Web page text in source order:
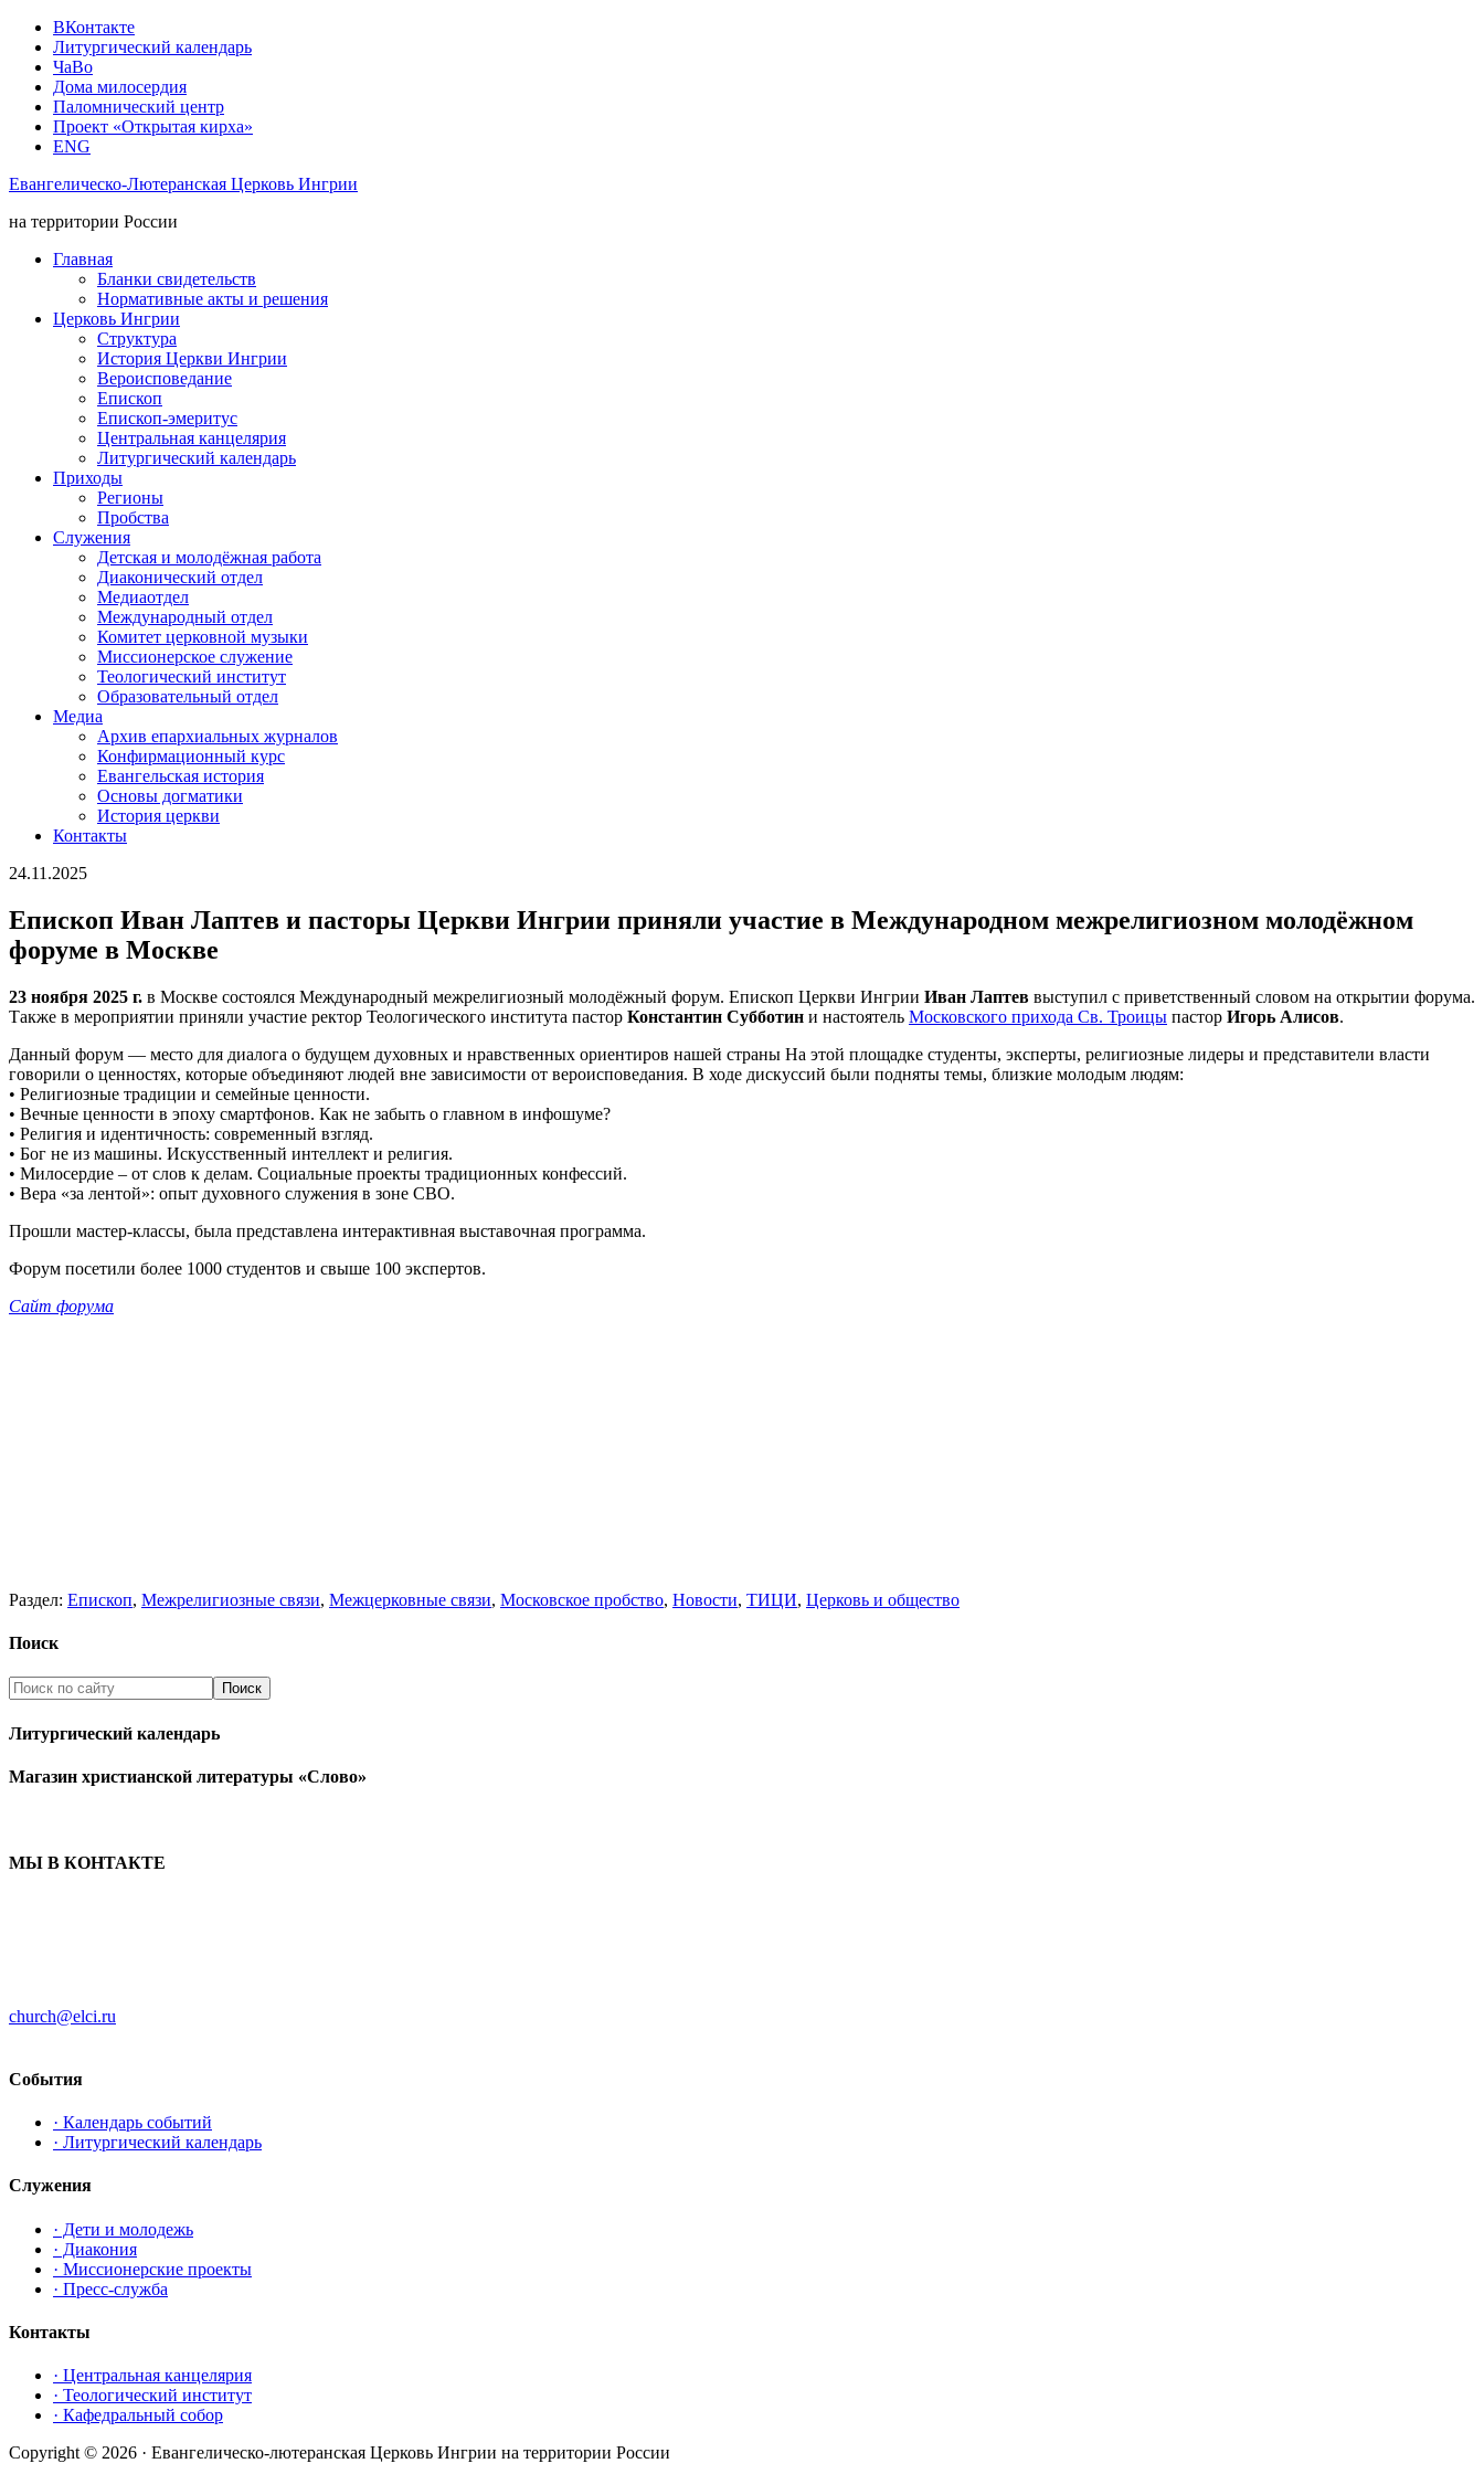
ВКонтакте
Литургический календарь
ЧаВо
Дома милосердия
Паломнический центр
Проект «Открытая кирха»
ENG
Евангелическо-Лютеранская Церковь Ингрии
на территории России
Главная
Бланки свидетельств
Нормативные акты и решения
Церковь Ингрии
Структура
История Церкви Ингрии
Вероисповедание
Епископ
Епископ-эмеритус
Центральная канцелярия
Литургический календарь
Приходы
Регионы
Пробства
Служения
Детская и молодёжная работа
Диаконический отдел
Медиаотдел
Международный отдел
Комитет церковной музыки
Миссионерское служение
Теологический институт
Образовательный отдел
Медиа
Архив епархиальных журналов
Конфирмационный курс
Евангельская история
Основы догматики
История церкви
Контакты
24.11.2025
Епископ Иван Лаптев и пасторы Церкви Ингрии приняли участие в Международном межрелигиозном молодёжном
форуме в Москве
23 ноября 2025 г. в Москве состоялся Международный межрелигиозный молодёжный форум. Епископ Церкви Ингрии Иван Лаптев выступил с приветственный словом на открытии форума.
Также в мероприятии приняли участие ректор Теологического института пастор Константин Субботин и настоятель Московского прихода Св. Троицы пастор Игорь Алисов.
Данный форум — место для диалога о будущем духовных и нравственных ориентиров нашей страны На этой площадке студенты, эксперты, религиозные лидеры и представители власти
говорили о ценностях, которые объединяют людей вне зависимости от вероисповедания. В ходе дискуссий были подняты темы, близкие молодым людям:
• Религиозные традиции и семейные ценности.
• Вечные ценности в эпоху смартфонов. Как не забыть о главном в инфошуме?
• Религия и идентичность: современный взгляд.
• Бог не из машины. Искусственный интеллект и религия.
• Милосердие – от слов к делам. Социальные проекты традиционных конфессий.
• Вера «за лентой»: опыт духовного служения в зоне СВО.
Прошли мастер-классы, была представлена интерактивная выставочная программа.
Форум посетили более 1000 студентов и свыше 100 экспертов.
Сайт форума
Раздел: Епископ, Межрелигиозные связи, Межцерковные связи, Московское пробство, Новости, ТИЦИ, Церковь и общество
Поиск
Литургический календарь
Магазин христианской литературы «Слово»
МЫ В КОНТАКТЕ
church@elci.ru
События
· Календарь событий
· Литургический календарь
Служения
· Дети и молодежь
· Диакония
· Миссионерские проекты
· Пресс-служба
Контакты
· Центральная канцелярия
· Теологический институт
· Кафедральный собор
Copyright © 2026 · Евангелическо-лютеранская Церковь Ингрии на территории России